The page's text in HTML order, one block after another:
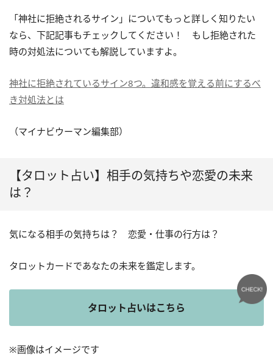
「神社に拒絶されるサイン」についてもっと詳しく知りたい
なら、下記記事もチェックしてください！ もし拒絶された
時の対処法についても解説していますよ。
神社に拒絶されているサイン8つ。違和感を覚える前にするべ
き対処法とは
（マイナビウーマン編集部）
【タロット占い】相手の気持ちや恋愛の未来
は？
気になる相手の気持ちは？ 恋愛・仕事の行方は？
タロットカードであなたの未来を鑑定します。
タロット占いはこちら
※画像はイメージです